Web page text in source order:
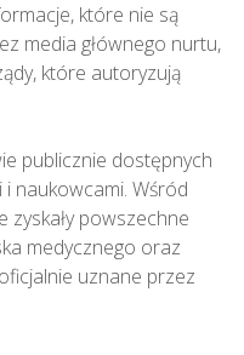
które nie są
media głównego nurtu,
które autoryzują
publicznie dostępnych
naukowcami. Wśród
zyskały powszechne
medycznego oraz
uznane przez